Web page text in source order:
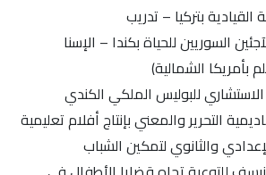
القيادية بتركيا – تدريب
السوريين للحياة بكندا – الإسنا
بأمريكا الشمالية)
للبوليس الملكي الكندي
التحرير والمعني بإنتاج أفلام تعليمية
والثانوي لتمكين الشباب